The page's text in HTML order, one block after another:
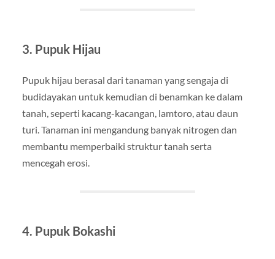
3. Pupuk Hijau
Pupuk hijau berasal dari tanaman yang sengaja di
budidayakan untuk kemudian di benamkan ke dalam
tanah, seperti kacang-kacangan, lamtoro, atau daun
turi. Tanaman ini mengandung banyak nitrogen dan
membantu memperbaiki struktur tanah serta
mencegah erosi.
4. Pupuk Bokashi